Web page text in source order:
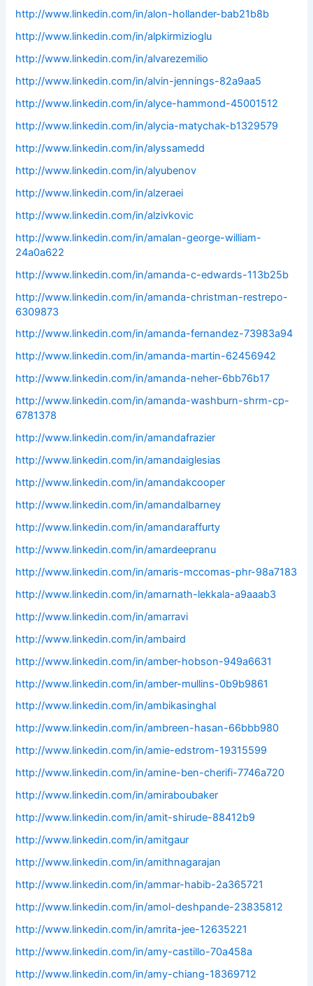
http://www.linkedin.com/in/alon-hollander-bab21b8b
http://www.linkedin.com/in/alpkirmizioglu
http://www.linkedin.com/in/alvarezemilio
http://www.linkedin.com/in/alvin-jennings-82a9aa5
http://www.linkedin.com/in/alyce-hammond-45001512
http://www.linkedin.com/in/alycia-matychak-b1329579
http://www.linkedin.com/in/alyssamedd
http://www.linkedin.com/in/alyubenov
http://www.linkedin.com/in/alzeraei
http://www.linkedin.com/in/alzivkovic
http://www.linkedin.com/in/amalan-george-william-
24a0a622
http://www.linkedin.com/in/amanda-c-edwards-113b25b
http://www.linkedin.com/in/amanda-christman-restrepo-
6309873
http://www.linkedin.com/in/amanda-fernandez-73983a94
http://www.linkedin.com/in/amanda-martin-62456942
http://www.linkedin.com/in/amanda-neher-6bb76b17
http://www.linkedin.com/in/amanda-washburn-shrm-cp-
6781378
http://www.linkedin.com/in/amandafrazier
http://www.linkedin.com/in/amandaiglesias
http://www.linkedin.com/in/amandakcooper
http://www.linkedin.com/in/amandalbarney
http://www.linkedin.com/in/amandaraffurty
http://www.linkedin.com/in/amardeepranu
http://www.linkedin.com/in/amaris-mccomas-phr-98a7183
http://www.linkedin.com/in/amarnath-lekkala-a9aaab3
http://www.linkedin.com/in/amarravi
http://www.linkedin.com/in/ambaird
http://www.linkedin.com/in/amber-hobson-949a6631
http://www.linkedin.com/in/amber-mullins-0b9b9861
http://www.linkedin.com/in/ambikasinghal
http://www.linkedin.com/in/ambreen-hasan-66bbb980
http://www.linkedin.com/in/amie-edstrom-19315599
http://www.linkedin.com/in/amine-ben-cherifi-7746a720
http://www.linkedin.com/in/amiraboubaker
http://www.linkedin.com/in/amit-shirude-88412b9
http://www.linkedin.com/in/amitgaur
http://www.linkedin.com/in/amithnagarajan
http://www.linkedin.com/in/ammar-habib-2a365721
http://www.linkedin.com/in/amol-deshpande-23835812
http://www.linkedin.com/in/amrita-jee-12635221
http://www.linkedin.com/in/amy-castillo-70a458a
http://www.linkedin.com/in/amy-chiang-18369712